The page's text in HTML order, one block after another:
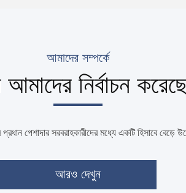
আমাদের সম্পর্কে
নির্বাচন
পেশাদার সরবরাহকারীদের মধ্যে একটি হিসাবে
আরও দেখুন